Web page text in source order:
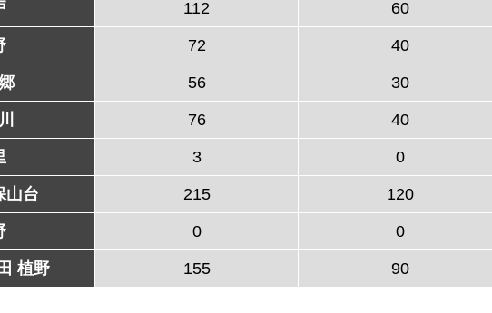
112 60
72 40
56 30
76 40
3 0
山台 215 120
0 0
植野 155 90